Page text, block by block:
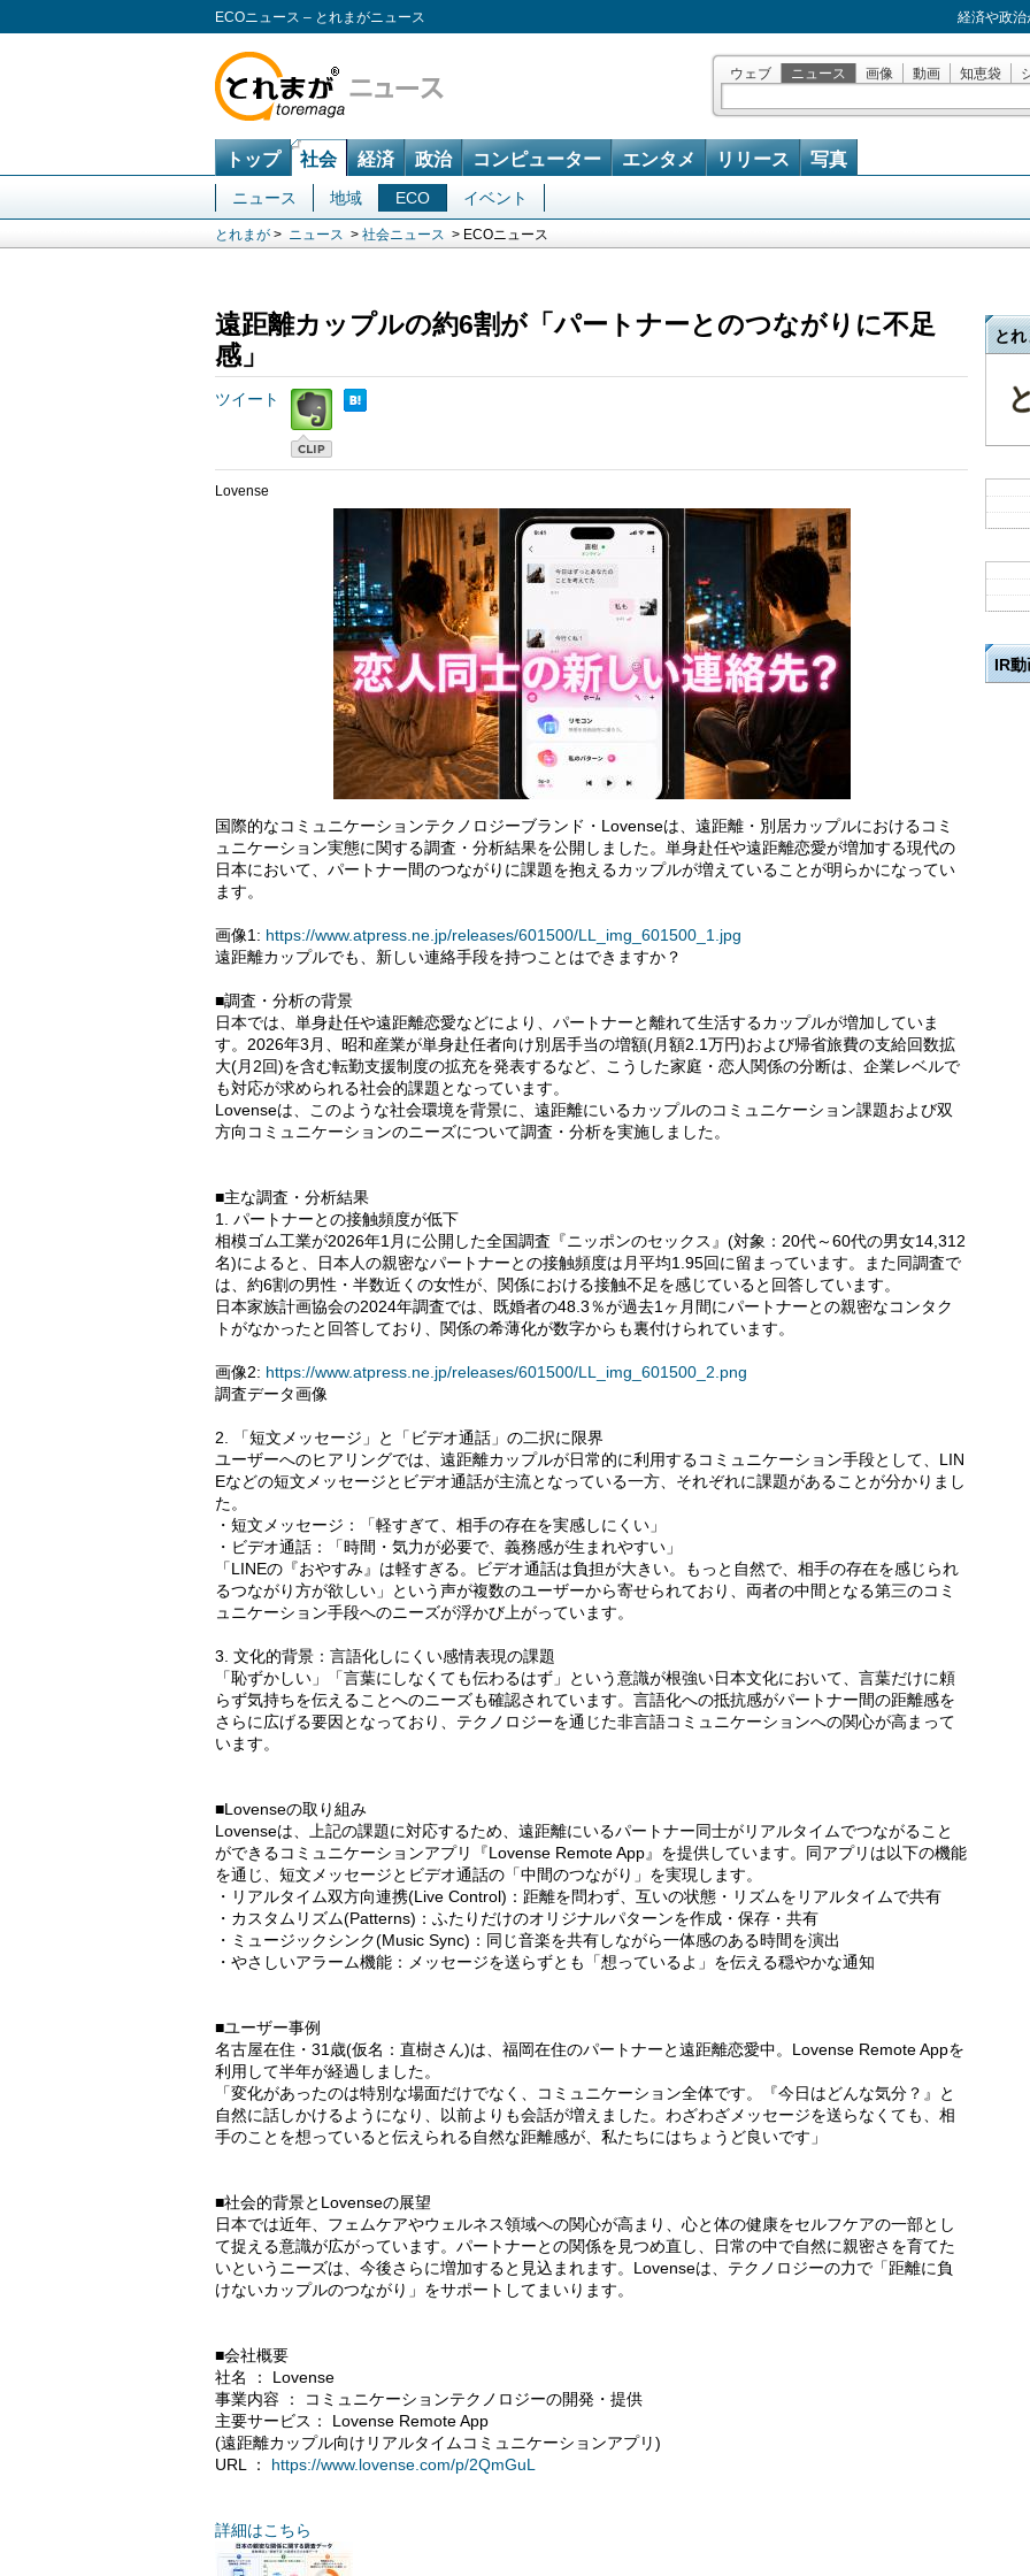
ECOニュース – とれまがニュース 経済や政
ウェブ ニュース 画像 動画 知恵袋
トップ 社会 経済 政治 コンピューター エンタメ リリース 写真
ニュース 地域 ECO イベント
とれまが > ニュース > 社会ニュース > ECOニュース
遠距離カップルの約6割が「パートナーとのつながりに不足
感」
ツイート
Lovense
国際的なコミュニケーションテクノロジーブランド・Lovenseは、遠距離・別居カップルにおけるコミ
ュニケーション実態に関する調査・分析結果を公開しました。単身赴任や遠距離恋愛が増加する現代の
日本において、パートナー間のつながりに課題を抱えるカップルが増えていることが明らかになってい
ます。
画像1: https://www.atpress.ne.jp/releases/601500/LL_img_601500_1.jpg
遠距離カップルでも、新しい連絡手段を持つことはできますか？
■調査・分析の背景
日本では、単身赴任や遠距離恋愛などにより、パートナーと離れて生活するカップルが増加していま
す。2026年3月、昭和産業が単身赴任者向け別居手当の増額(月額2.1万円)および帰省旅費の支給回数拡
大(月2回)を含む転勤支援制度の拡充を発表するなど、こうした家庭・恋人関係の分断は、企業レベルで
も対応が求められる社会的課題となっています。
Lovenseは、このような社会環境を背景に、遠距離にいるカップルのコミュニケーション課題および双
方向コミュニケーションのニーズについて調査・分析を実施しました。
■主な調査・分析結果
1. パートナーとの接触頻度が低下
相模ゴム工業が2026年1月に公開した全国調査『ニッポンのセックス』(対象：20代～60代の男女14,312
名)によると、日本人の親密なパートナーとの接触頻度は月平均1.95回に留まっています。また同調査で
は、約6割の男性・半数近くの女性が、関係における接触不足を感じていると回答しています。
日本家族計画協会の2024年調査では、既婚者の48.3％が過去1ヶ月間にパートナーとの親密なコンタク
トがなかったと回答しており、関係の希薄化が数字からも裏付けられています。
画像2: https://www.atpress.ne.jp/releases/601500/LL_img_601500_2.png
調査データ画像
2. 「短文メッセージ」と「ビデオ通話」の二択に限界
ユーザーへのヒアリングでは、遠距離カップルが日常的に利用するコミュニケーション手段として、LIN
Eなどの短文メッセージとビデオ通話が主流となっている一方、それぞれに課題があることが分かりまし
た。
・短文メッセージ：「軽すぎて、相手の存在を実感しにくい」
・ビデオ通話：「時間・気力が必要で、義務感が生まれやすい」
「LINEの『おやすみ』は軽すぎる。ビデオ通話は負担が大きい。もっと自然で、相手の存在を感じられ
るつながり方が欲しい」という声が複数のユーザーから寄せられており、両者の中間となる第三のコミ
ュニケーション手段へのニーズが浮かび上がっています。
3. 文化的背景：言語化しにくい感情表現の課題
「恥ずかしい」「言葉にしなくても伝わるはず」という意識が根強い日本文化において、言葉だけに頼
らず気持ちを伝えることへのニーズも確認されています。言語化への抵抗感がパートナー間の距離感を
さらに広げる要因となっており、テクノロジーを通じた非言語コミュニケーションへの関心が高まって
います。
■Lovenseの取り組み
Lovenseは、上記の課題に対応するため、遠距離にいるパートナー同士がリアルタイムでつながること
ができるコミュニケーションアプリ『Lovense Remote App』を提供しています。同アプリは以下の機能
を通じ、短文メッセージとビデオ通話の「中間のつながり」を実現します。
・リアルタイム双方向連携(Live Control)：距離を問わず、互いの状態・リズムをリアルタイムで共有
・カスタムリズム(Patterns)：ふたりだけのオリジナルパターンを作成・保存・共有
・ミュージックシンク(Music Sync)：同じ音楽を共有しながら一体感のある時間を演出
・やさしいアラーム機能：メッセージを送らずとも「想っているよ」を伝える穏やかな通知
■ユーザー事例
名古屋在住・31歳(仮名：直樹さん)は、福岡在住のパートナーと遠距離恋愛中。Lovense Remote Appを
利用して半年が経過しました。
「変化があったのは特別な場面だけでなく、コミュニケーション全体です。『今日はどんな気分？』と
自然に話しかけるようになり、以前よりも会話が増えました。わざわざメッセージを送らなくても、相
手のことを想っていると伝えられる自然な距離感が、私たちにはちょうど良いです」
■社会的背景とLovenseの展望
日本では近年、フェムケアやウェルネス領域への関心が高まり、心と体の健康をセルフケアの一部とし
て捉える意識が広がっています。パートナーとの関係を見つめ直し、日常の中で自然に親密さを育てた
いというニーズは、今後さらに増加すると見込まれます。Lovenseは、テクノロジーの力で「距離に負
けないカップルのつながり」をサポートしてまいります。
■会社概要
社名 ： Lovense
事業内容 ： コミュニケーションテクノロジーの開発・提供
主要サービス： Lovense Remote App
(遠距離カップル向けリアルタイムコミュニケーションアプリ)
URL ： https://www.lovense.com/p/2QmGuL
詳細はこちら
とれ
IR動